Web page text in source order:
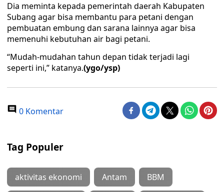
Dia meminta kepada pemerintah daerah Kabupaten
Subang agar bisa membantu para petani dengan
pembuatan embung dan sarana lainnya agar bisa
memenuhi kebutuhan air bagi petani.
“Mudah-mudahan tahun depan tidak terjadi lagi
seperti ini,” katanya.(ygo/ysp)
0 Komentar
Tag Populer
aktivitas ekonomi Antam BBM